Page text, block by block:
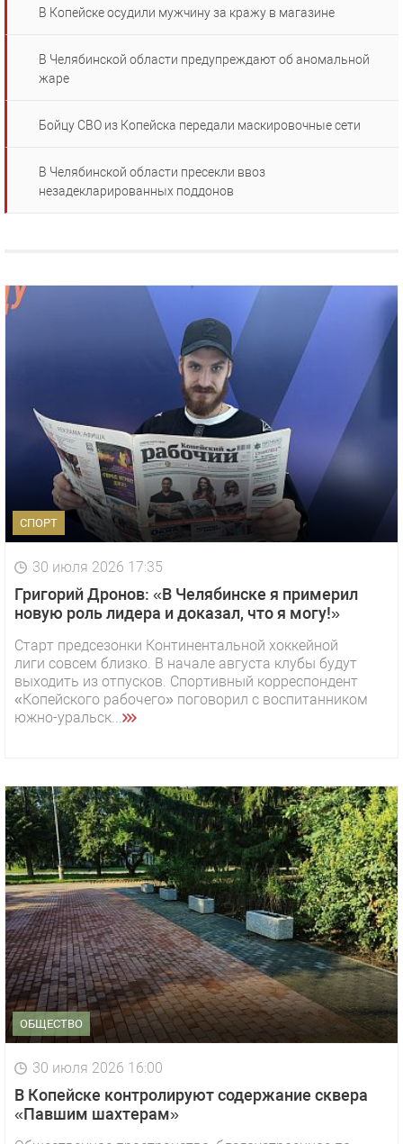
В Копейске осудили мужчину за кражу в магазине
В Челябинской области предупреждают об аномальной
жаре
Бойцу СВО из Копейска передали маскировочные сети
В Челябинской области пресекли ввоз
незадекларированных поддонов
СПОРТ
30 июля 2026 17:35
Григорий Дронов: «В Челябинске я примерил
новую роль лидера и доказал, что я могу!»
Старт предсезонки Континентальной хоккейной
лиги совсем близко. В начале августа клубы будут
выходить из отпусков. Спортивный корреспондент
«Копейского рабочего» поговорил с воспитанником
южно-уральск...
ОБЩЕСТВО
30 июля 2026 16:00
В Копейске контролируют содержание сквера
«Павшим шахтерам»